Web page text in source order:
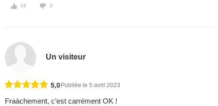
10 2
Un visiteur
5,0 Publiée le 5 avril 2023
Fraàchement, c’est carrément OK !